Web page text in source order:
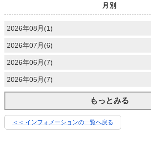
月別
2026年08月(1)
2026年07月(6)
2026年06月(7)
2026年05月(7)
もっとみる
＜＜ インフォメーションの一覧へ戻る